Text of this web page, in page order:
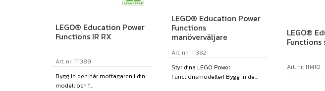
LEGO® Education Power
Functions IR RX
Art. nr: 111389
Bygg in den här mottagaren i din
modell och f...
LEGO® Education Power
Functions
manöverväljare
Art. nr: 111382
Styr dina LEGO Power
Functionsmodeller! Bygg in de...
LEGO®
Art. nr: 111410